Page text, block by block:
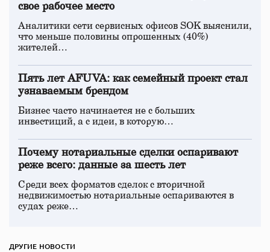
свое рабочее место
Аналитики сети сервисных офисов SOK выяснили,
что меньше половины опрошенных (40%)
жителей…
Пять лет AFUVA: как семейный проект стал
узнаваемым брендом
Бизнес часто начинается не с больших
инвестиций, а с идеи, в которую…
Почему нотариальные сделки оспаривают
реже всего: данные за шесть лет
Среди всех форматов сделок с вторичной
недвижимостью нотариальные оспариваются в
судах реже…
ДРУГИЕ НОВОСТИ